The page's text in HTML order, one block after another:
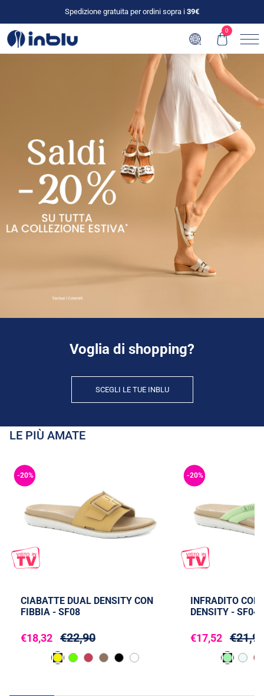
Spedizione gratuita per ordini sopra i 39€
0
Voglia di shopping?
SCEGLI LE TUE INBLU
LE PIÙ AMATE
-20%
CIABATTE DUAL DENSITY CON
FIBBIA - SF08
€18,32 €22,90
-20%
INFRADITO
DENSITY - SF04
€17,52